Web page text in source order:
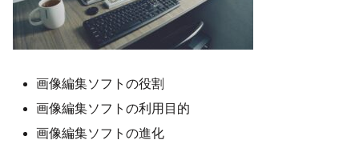
画像編集ソフトの役割
画像編集ソフトの利用目的
画像編集ソフトの進化